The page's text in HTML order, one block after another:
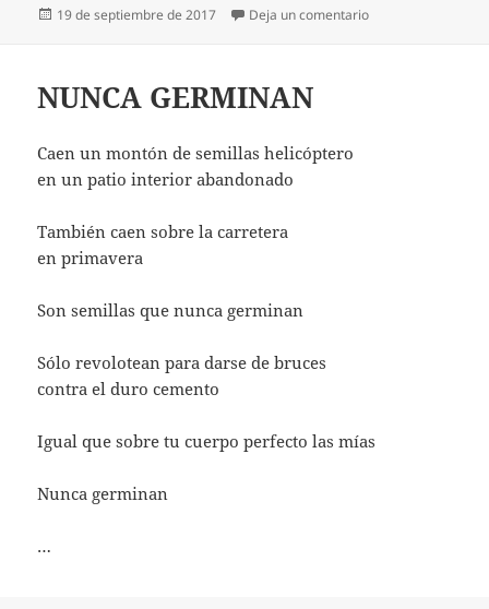
Publicado
19 de septiembre de 2017 Deja un comentarioen LA MISMA QUE
NUNCA GERMINAN
Caen un montón de semillas helicóptero
en un patio interior abandonado
También caen sobre la carretera
en primavera
Son semillas que nunca germinan
Sólo revolotean para darse de bruces
contra el duro cemento
Igual que sobre tu cuerpo perfecto las mías
Nunca germinan
…